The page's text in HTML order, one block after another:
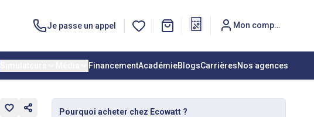
Je passe un appel Mon compte
FinancementAcadémieBlogsCarrièresNos agences
Pourquoi acheter chez Ecowatt ?